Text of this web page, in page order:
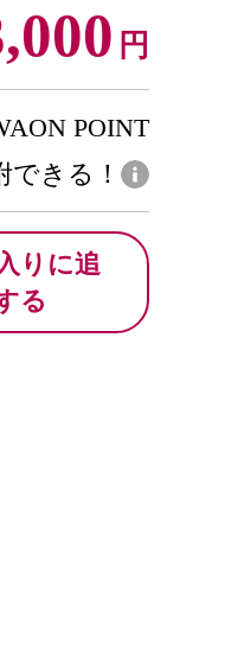
円
POINT
できる！
りに追
る